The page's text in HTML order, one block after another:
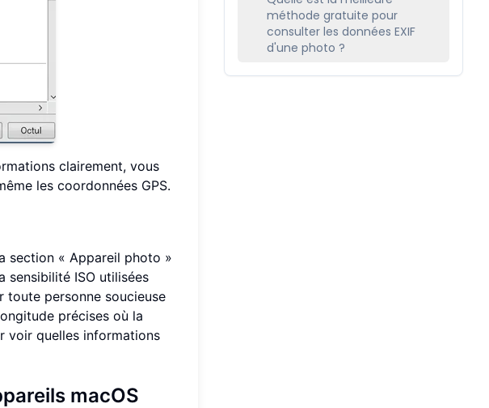
clairement, vous
les coordonnées GPS.
section « Appareil photo »
ISO utilisées
toute personne soucieuse
précises où la
voir quelles informations
macOS
méthode gratuite pour
consulter les données EXIF
d'une photo ?